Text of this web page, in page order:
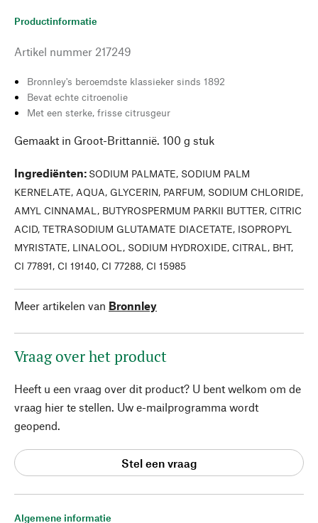
Algemene informatie
Productinformatie
Artikel nummer 217249
Bronnley's beroemdste klassieker sinds 1892
Bevat echte citroenolie
Met een sterke, frisse citrusgeur
Gemaakt in Groot-Brittannië. 100 g stuk
Ingrediënten: SODIUM PALMATE, SODIUM PALM
KERNELATE, AQUA, GLYCERIN, PARFUM, SODIUM CHLORIDE,
AMYL CINNAMAL, BUTYROSPERMUM PARKII BUTTER, CITRIC
ACID, TETRASODIUM GLUTAMATE DIACETATE, ISOPROPYL
MYRISTATE, LINALOOL, SODIUM HYDROXIDE, CITRAL, BHT,
CI 77891, CI 19140, CI 77288, CI 15985
Meer artikelen van Bronnley
Vraag over het product
Heeft u een vraag over dit product? U bent welkom om de
vraag hier te stellen. Uw e-mailprogramma wordt
geopend.
Stel een vraag